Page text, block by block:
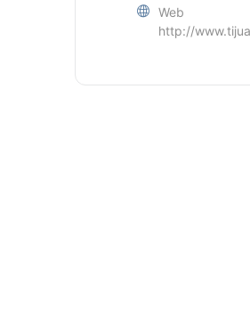
Web
http://